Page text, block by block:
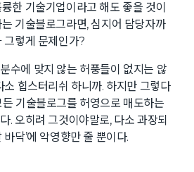
한 기술기업이라고 해도 좋을 것이
기술블로그라면, 심지어 담당자까
그렇게 문제인가?
수에 맞지 않는 허풍들이 없지는 않
소 힙스터리쉬 하니까. 하지만 그렇다
기술블로그를 허영으로 매도하는
. 오히려 그것이야말로, 다소 과장되
바닥’에 악영향만 줄 뿐이다.